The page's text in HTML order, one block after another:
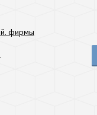
фирмы